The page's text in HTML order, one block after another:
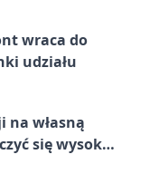
wraca do
udziału
na własną
się wysoką